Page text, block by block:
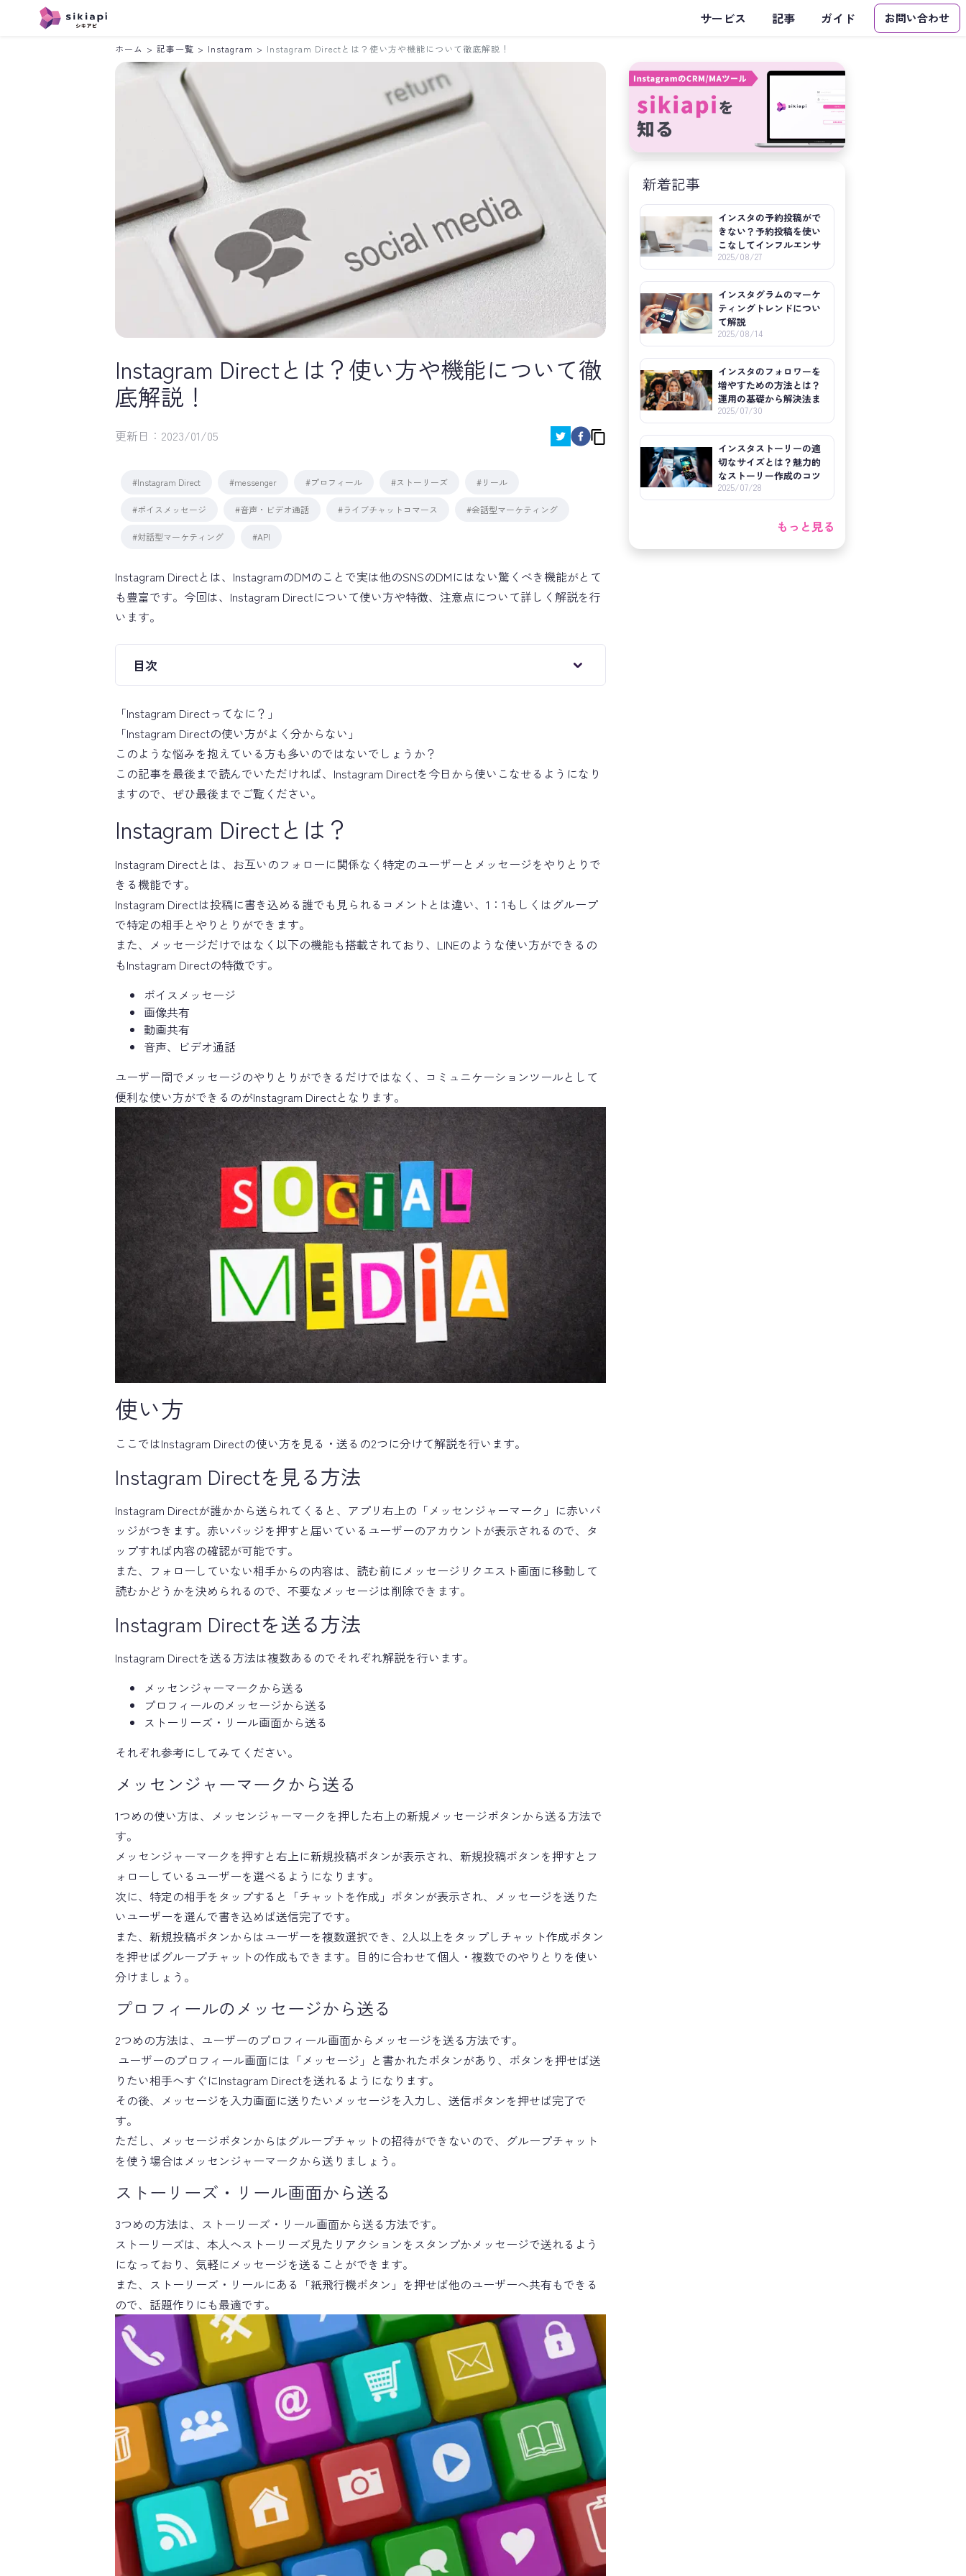
サービス
LINE
記事 ガイド お問い合わせ
ホーム > 記事一覧 > Instagram > Instagram Directとは？使い方や機能について徹底解説！
Instagram Directとは？使い方や機能について徹
底解説！
更新日： 2023/01/05
#Instagram Direct #messenger #プロフィール #ストーリーズ #リール
#ボイスメッセージ #音声・ビデオ通話 #ライブチャットコマース #会話型マーケティング
#対話型マーケティング #API
Instagram Directとは、InstagramのDMのことで実は他のSNSのDMにはない驚くべき機能がとて
も豊富です。今回は、Instagram Directについて使い方や特徴、注意点について詳しく解説を行
います。
目次
「Instagram Directってなに？」
「Instagram Directの使い方がよく分からない」
このような悩みを抱えている方も多いのではないでしょうか？
この記事を最後まで読んでいただければ、Instagram Directを今日から使いこなせるようになり
ますので、ぜひ最後までご覧ください。
Instagram Directとは？
Instagram Directとは、お互いのフォローに関係なく特定のユーザーとメッセージをやりとりで
きる機能です。
Instagram Directは投稿に書き込める誰でも見られるコメントとは違い、1：1もしくはグループ
で特定の相手とやりとりができます。
また、メッセージだけではなく以下の機能も搭載されており、LINEのような使い方ができるの
もInstagram Directの特徴です。
ボイスメッセージ
画像共有
動画共有
音声、ビデオ通話
ユーザー間でメッセージのやりとりができるだけではなく、コミュニケーションツールとして
便利な使い方ができるのがInstagram Directとなります。
使い方
ここではInstagram Directの使い方を見る・送るの2つに分けて解説を行います。
Instagram Directを見る方法
Instagram Directが誰かから送られてくると、アプリ右上の「メッセンジャーマーク」に赤いバ
ッジがつきます。赤いバッジを押すと届いているユーザーのアカウントが表示されるので、タ
ップすれば内容の確認が可能です。
また、フォローしていない相手からの内容は、読む前にメッセージリクエスト画面に移動して
読むかどうかを決められるので、不要なメッセージは削除できます。
Instagram Directを送る方法
Instagram Directを送る方法は複数あるのでそれぞれ解説を行います。
メッセンジャーマークから送る
プロフィールのメッセージから送る
ストーリーズ・リール画面から送る
それぞれ参考にしてみてください。
メッセンジャーマークから送る
1つめの使い方は、メッセンジャーマークを押した右上の新規メッセージボタンから送る方法で
す。
メッセンジャーマークを押すと右上に新規投稿ボタンが表示され、新規投稿ボタンを押すとフ
ォローしているユーザーを選べるようになります。
次に、特定の相手をタップすると「チャットを作成」ボタンが表示され、メッセージを送りた
いユーザーを選んで書き込めば送信完了です。
また、新規投稿ボタンからはユーザーを複数選択でき、2人以上をタップしチャット作成ボタン
を押せばグループチャットの作成もできます。目的に合わせて個人・複数でのやりとりを使い
分けましょう。
プロフィールのメッセージから送る
2つめの方法は、ユーザーのプロフィール画面からメッセージを送る方法です。
ユーザーのプロフィール画面には「メッセージ」と書かれたボタンがあり、ボタンを押せば送
りたい相手へすぐにInstagram Directを送れるようになります。
その後、メッセージを入力画面に送りたいメッセージを入力し、送信ボタンを押せば完了で
す。
ただし、メッセージボタンからはグループチャットの招待ができないので、グループチャット
を使う場合はメッセンジャーマークから送りましょう。
ストーリーズ・リール画面から送る
3つめの方法は、ストーリーズ・リール画面から送る方法です。
ストーリーズは、本人へストーリーズ見たリアクションをスタンプかメッセージで送れるよう
になっており、気軽にメッセージを送ることができます。
また、ストーリーズ・リールにある「紙飛行機ボタン」を押せば他のユーザーへ共有もできる
ので、話題作りにも最適です。
新着記事
インスタの予約投稿がで
きない？予約投稿を使い
こなしてインフルエンサ
ーの成功を目指そう
2025/08/27
インスタグラムのマーケ
ティングトレンドについ
て解説
2025/08/14
インスタのフォロワーを
増やすための方法とは？
運用の基礎から解決法ま
でを紹介
2025/07/30
インスタストーリーの適
切なサイズとは？魅力的
なストーリー作成のコツ
も紹介！
2025/07/28
もっと見る